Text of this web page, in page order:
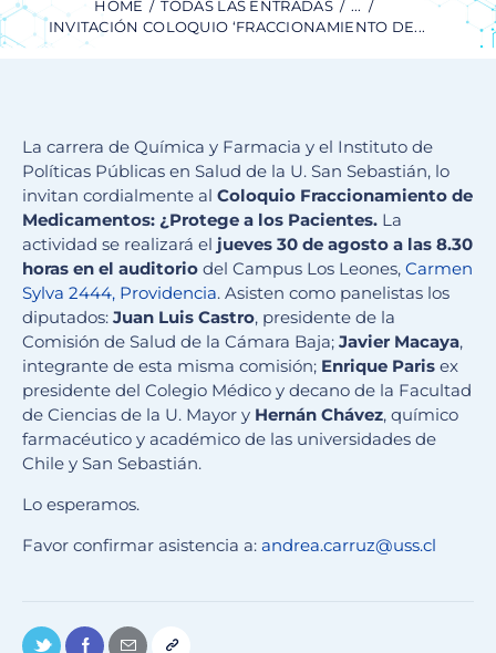
HOME TODAS LAS ENTRADAS
...
INVITACIÓN COLOQUIO ‘FRACCIONAMIENTO DE...
La carrera de Química y Farmacia y el Instituto de
Políticas Públicas en Salud de la U. San Sebastián, lo
invitan cordialmente al Coloquio Fraccionamiento de
Medicamentos: ¿Protege a los Pacientes. La
actividad se realizará el jueves 30 de agosto a las 8.30
horas en el auditorio del Campus Los Leones, Carmen
Sylva 2444, Providencia. Asisten como panelistas los
diputados: Juan Luis Castro, presidente de la
Comisión de Salud de la Cámara Baja; Javier Macaya,
integrante de esta misma comisión; Enrique Paris ex
presidente del Colegio Médico y decano de la Facultad
de Ciencias de la U. Mayor y Hernán Chávez, químico
farmacéutico y académico de las universidades de
Chile y San Sebastián.
Lo esperamos.
Favor confirmar asistencia a: andrea.carruz@uss.cl